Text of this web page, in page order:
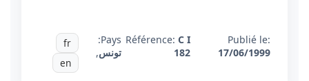
Publié le:
17/06/1999
Référence: C I
182
Pays:
تونس,
fr
en